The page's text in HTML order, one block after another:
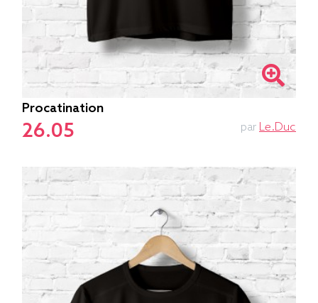
Procatination
26.05 par Le.duc